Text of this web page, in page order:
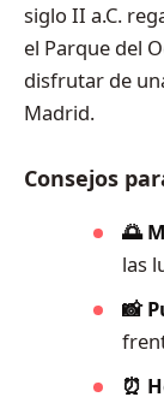
siglo II a.C.
el Parque del
disfrutar de
Madrid.
Consejos
🌅
las
📸
⏰